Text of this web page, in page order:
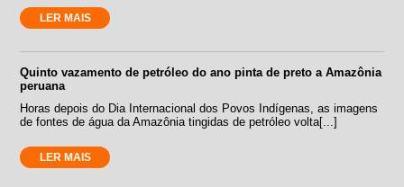
LER MAIS
Quinto vazamento de petróleo do ano pinta de preto a Amazônia
peruana
Horas depois do Dia Internacional dos Povos Indígenas, as imagens
de fontes de água da Amazônia tingidas de petróleo volta[...]
LER MAIS